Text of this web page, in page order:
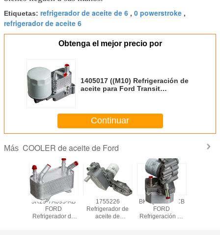
Etiquetas: refrigerador de aceite de 6 , 0 powerstroke ,
refrigerador de aceite 6
Obtenga el mejor precio por
1405017 ((M10) Refrigeración de
aceite para Ford Transit
Continuar
Más COOLER de aceite de Ford
5R29-7A095-AB
FORD
Refrigerador de
1755226
Refrigerador de
aceite de
BK2Q-6B624-CB
FORD
Refrigeración de